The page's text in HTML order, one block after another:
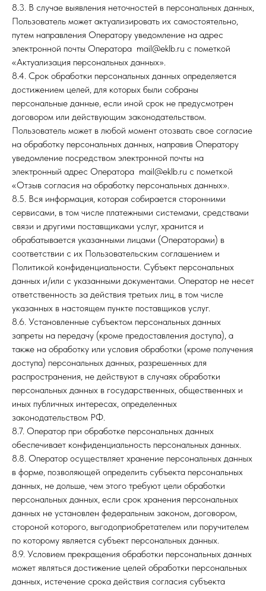
8.3. В случае выявления неточностей в персональных данных,
Пользователь может актуализировать их самостоятельно,
путем направления Оператору уведомление на адрес
электронной почты Оператора mail@eklb.ru с пометкой
«Актуализация персональных данных».
8.4. Срок обработки персональных данных определяется
достижением целей, для которых были собраны
персональные данные, если иной срок не предусмотрен
договором или действующим законодательством.
Пользователь может в любой момент отозвать свое согласие
на обработку персональных данных, направив Оператору
уведомление посредством электронной почты на
электронный адрес Оператора mail@eklb.ru с пометкой
«Отзыв согласия на обработку персональных данных».
8.5. Вся информация, которая собирается сторонними
сервисами, в том числе платежными системами, средствами
связи и другими поставщиками услуг, хранится и
обрабатывается указанными лицами (Операторами) в
соответствии с их Пользовательским соглашением и
Политикой конфиденциальности. Субъект персональных
данных и/или с указанными документами. Оператор не несет
ответственность за действия третьих лиц, в том числе
указанных в настоящем пункте поставщиков услуг.
8.6. Установленные субъектом персональных данных
запреты на передачу (кроме предоставления доступа), а
также на обработку или условия обработки (кроме получения
доступа) персональных данных, разрешенных для
распространения, не действуют в случаях обработки
персональных данных в государственных, общественных и
иных публичных интересах, определенных
законодательством РФ.
8.7. Оператор при обработке персональных данных
обеспечивает конфиденциальность персональных данных.
8.8. Оператор осуществляет хранение персональных данных
в форме, позволяющей определить субъекта персональных
данных, не дольше, чем этого требуют цели обработки
персональных данных, если срок хранения персональных
данных не установлен федеральным законом, договором,
стороной которого, выгодоприобретателем или поручителем
по которому является субъект персональных данных.
8.9. Условием прекращения обработки персональных данных
может являться достижение целей обработки персональных
данных, истечение срока действия согласия субъекта